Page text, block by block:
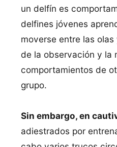
un delfín es
delfines jóvenes
moverse entre las
de la observación y la
comportamientos de
grupo.
Sin embargo, en
adiestrados por